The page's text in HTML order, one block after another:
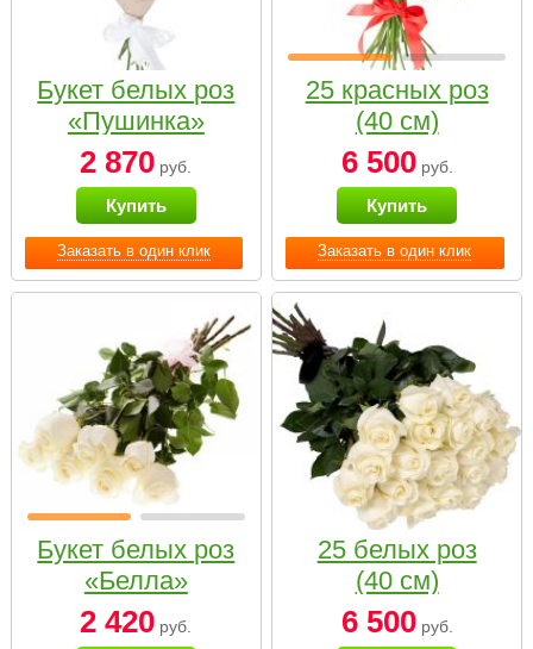
Заказать в один клик
Букет белых роз
«Пушинка»
2 870 руб.
Купить
Заказать в один клик
25 красных роз
(40 см)
6 500руб.
Купить
Букет белых роз
«Белла»
2 420 руб.
25 белых роз
(40 см)
6 500руб.